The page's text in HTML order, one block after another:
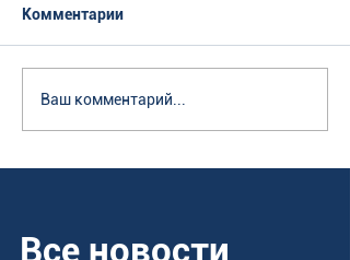
Комментарии
Ваш комментарий...
Все новости